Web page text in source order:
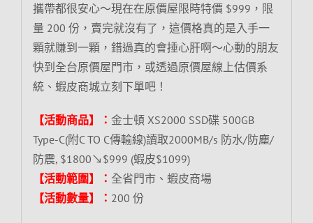
攜帶都很安心～現在在原價屋限時特價 $999，限
量 200 份，賣完就沒有了，這價格真的是入手一
顆就賺到一顆，錯過真的會捶心肝啊～心動的朋友
快到全台原價屋門市，或透過原價屋線上估價系
統、蝦皮商城立刻下單吧！
【活動商品】： 金士頓 XS2000 SSD碟 500GB
Type-C(附C TO C傳輸線)讀取2000MB/s 防水/防塵/
防震, $1800↘$999 (蝦皮$1099)
【活動範圍】： 全省門市、蝦皮商場
【活動數量】： 200 份